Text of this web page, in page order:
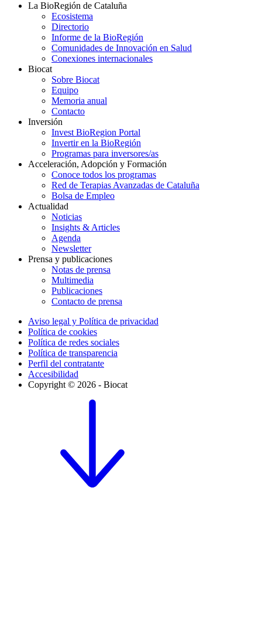
La BioRegión de Cataluña
Ecosistema
Directorio
Informe de la BioRegión
Comunidades de Innovación en Salud
Conexiones internacionales
Biocat
Sobre Biocat
Equipo
Memoria anual
Contacto
Inversión
Invest BioRegion Portal
Invertir en la BioRegión
Programas para inversores/as
Acceleración, Adopción y Formación
Conoce todos los programas
Red de Terapias Avanzadas de Cataluña
Bolsa de Empleo
Actualidad
Noticias
Insights & Articles
Agenda
Newsletter
Prensa y publicaciones
Notas de prensa
Multimedia
Publicaciones
Contacto de prensa
Aviso legal y Política de privacidad
Política de cookies
Política de redes sociales
Política de transparencia
Perfil del contratante
Accesibilidad
Copyright © 2026 - Biocat